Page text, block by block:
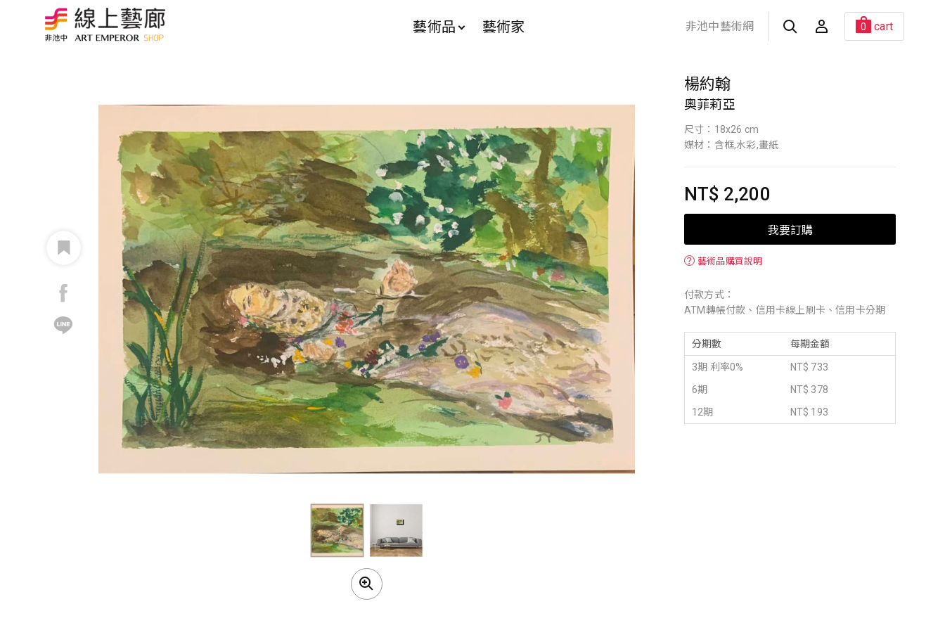
藝術品 藝術家 非池中藝術網 0 cart
楊約翰
奧菲莉亞
尺寸：18x26 cm
媒材：含框,水彩,畫紙
NT$ 2,200
我要訂購
？ 藝術品購買說明
付款方式：
ATM轉帳付款、信用卡線上刷卡、信用卡分期
分期數 每期金額
3期 利率0%
NT$ 733
6期
NT$ 378
12期
NT$ 193